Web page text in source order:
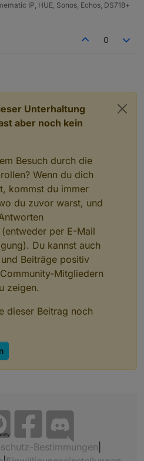
IP, HUE, Sonos, Echos, DS718+
0
Unterhaltung
aber noch kein
Besuch durch die
Wenn du dich
kommst du immer
du zuvor warst, und
per E-Mail
Du kannst auch
Beiträge positiv
Mitgliedern
zeigen.
dieser Beitrag noch
Bestimmungen